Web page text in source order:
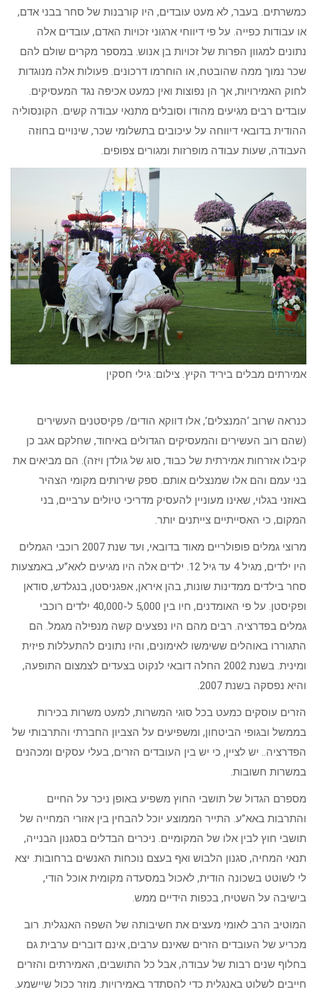
כמשרתים. בעבר, לא מעט עובדים, היו קורבנות של סחר בבני אדם,
או עבודות כפייה. על פי דיווחי ארגוני זכויות האדם, עובדים אלה
נתונים למגוון הפרות של זכויות בן אנוש. במספר מקרים שולם להם
שכר נמוך ממה שהובטח, או הוחרמו דרכונים. פעולות אלה מנוגדות
לחוק האמירויות, אך הן נפוצות ואין כמעט אכיפה נגד המעסיקים.
עובדים רבים מגיעים מהודו וסובלים מתנאי עבודה קשים. הקונסוליה
ההודית בדובאי דיווחה על עיכובים בתשלומי שכר, שינויים בחוזה
העבודה, שעות עבודה מופרזות ומגורים צפופים.
אמירתים מבלים ביריד הקיץ. צילום: גילי חסקין
כנראה שרוב ‘המנצלים’, אלו דווקא הודים/ פקיסטנים העשירים
(שהם רוב העשירים והמעסיקים הגדולים באיחוד, שחלקם אגב כן
קיבלו אזרחות אמירתית של כבוד, סוג של גולדן ויזה). הם מביאים את
בני עמם והם אלו שמנצלים אותם. ספק שירותים מקומי הצהיר
באוזני בגלוי, שאינו מעוניין להעסיק מדריכי טיולים ערביים, בני
המקום, כי האסייתיים צייתנים יותר.
מרוצי גמלים פופולריים מאוד בדובאי, ועד שנת 2007 רוכבי הגמלים
היו ילדים, מגיל 4 עד גיל 12. ילדים אלה היו מגיעים לאא”ע, באמצעות
סחר בילדים ממדינות שונות, בהן איראן, אפגניסטן, בנגלדש, סודאן
ופקיסטן. על פי האומדנים, חיו בין 5,000 ל-40,000 ילדים רוכבי
גמלים בפדרציה. רבים מהם היו נפצעים קשה מנפילה מגמל. הם
התגוררו באוהלים ששימשו לאימונים, והיו נתונים להתעללות פיזית
ומינית. בשנת 2002 החלה דובאי לנקוט בצעדים לצמצום התופעה,
והיא נפסקה בשנת 2007.
הזרים עוסקים כמעט בכל סוגי המשרות, למעט משרות בכירות
בממשל ובגופי הביטחון, ומשפיעים על הצביון החברתי והתרבותי של
הפדרציה.. יש לציין, כי יש בין העובדים הזרים, בעלי עסקים ומכהנים
במשרות חשובות.
מספרם הגדול של תושבי החוץ משפיע באופן ניכר על החיים
והתרבות באא”ע. התייר הממוצע יוכל להבחין בין אזורי המחייה של
תושבי חוץ לבין אלו של המקומיים. ניכרים הבדלים בסגנון הבנייה,
תנאי המחיה, סגנון הלבוש ואף בעצם נוכחות האנשים ברחובות. יצא
לי לשוטט בשכונה הודית, לאכול במסעדה מקומית אוכל הודי,
בישיבה על השטיח, בכפות הידיים ממש.
המוטיב הרב לאומי מעצים את חשיבותה של השפה האנגלית. רוב
מכריע של העובדים הזרים שאינם ערבים, אינם דוברים ערבית גם
בחלוף שנים רבות של עבודה, אבל כל התושבים, האמירתים והזרים
חייבים לשלוט באנגלית כדי להסתדר באמירויות. מוזר ככול שיישמע.